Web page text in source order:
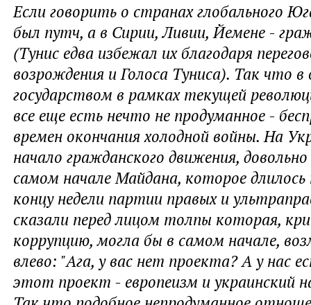
Если говорить о странах глобального
был путч, а в Сирии, Ливии, Йемене -
(Тунис едва избежал их благодаря
возрождения и Голоса Туниса). Так что
государством в рамках текущей
все еще есть нечто не продуманное -
времен окончания холодной войны. На
начало гражданского движения,
самом начале Майдана, которое длилось
концу недели партии правых и
сказали перед лицом толпы которая,
коррупцию, могла бы в самом начале,
влево: "Ага, у вас нет проекта? А у нас
этот проект - европеизм и украинский